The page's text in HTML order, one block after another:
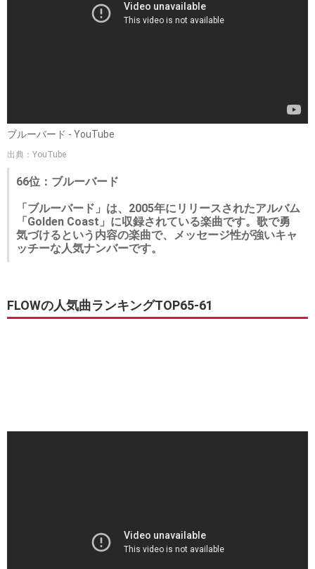
ブルーバード - YouTube
出典：YouTube
66位：ブルーバード
「ブルーバード」は、2005年にリリースされたアルバム
「Golden Coast」に収録されている楽曲です。歌で勇
気づけるという内容の楽曲で、メッセージ性が強いキャ
ッチーな人気ナンバーです。
FLOWの人気曲ランキングTOP65-61